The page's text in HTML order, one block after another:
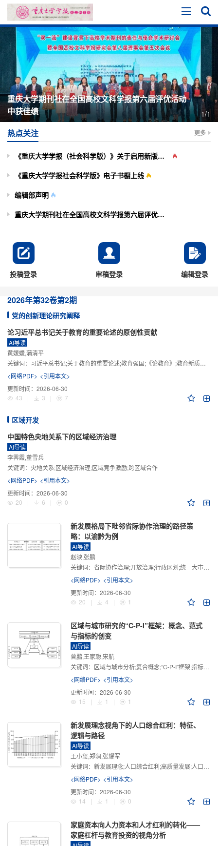
重庆大学期刊社在全国高校文科学报第六届评优活动
中获佳绩
1/1
热点关注 更多
《重庆大学学报（社会科学版）》关于启用新版投审稿系统的通知
《重庆大学学报社会科学版》电子书橱上线
编辑部声明
重庆大学期刊社在全国高校文科学报第六届评优活动中获佳绩
投稿登录 审稿登录 编辑登录
2026年第32卷第2期
党的创新理论研究阐释
论习近平总书记关于教育的重要论述的原创性贡献
AI导读
黄媛媛,蒲清平
关键词： 习近平总书记;关于教育的重要论述;教育强国;《论教育》;教育新质生产力;教育人工智能
<网络PDF> <引用本文>
更新时间： 2026-06-30
43
| 3 | 7
区域开发
中国特色央地关系下的区域经济治理
AI导读
李霁霞,董雪兵
关键词： 央地关系;区域经济治理;区域竞争激励;跨区域合作
<网络PDF> <引用本文>
更新时间： 2026-06-30
20
| 6 | 0
新发展格局下毗邻省际协作治理的路径策
略：以渝黔为例
AI导读
赵映,张鹏
关键词： 省际协作治理;开放治理;行政区划;统一大市场;新发展格局
<网络PDF> <引用本文>
更新时间： 2026-06-30
20
| 4 | 1
区域与城市研究的“C-P-I”框架：概念、范式
与指标的创变
AI导读
曾鹏,王家聪,宋航
关键词： 区域与城市分析;复合概念;“C-P-I”框架;指标体系
<网络PDF> <引用本文>
更新时间： 2026-06-30
15
| 1 | 1
新发展理念视角下的人口综合红利：特征、
逻辑与路径
AI导读
王小玺,郑澜,张耀军
关键词： 新发展理念;人口综合红利;高质量发展;人口政策;中国式现代化
<网络PDF> <引用本文>
更新时间： 2026-06-30
14
| 1 | 0
家庭资本向人力资本和人才红利的转化——
家庭杠杆与教育投资的视角分析